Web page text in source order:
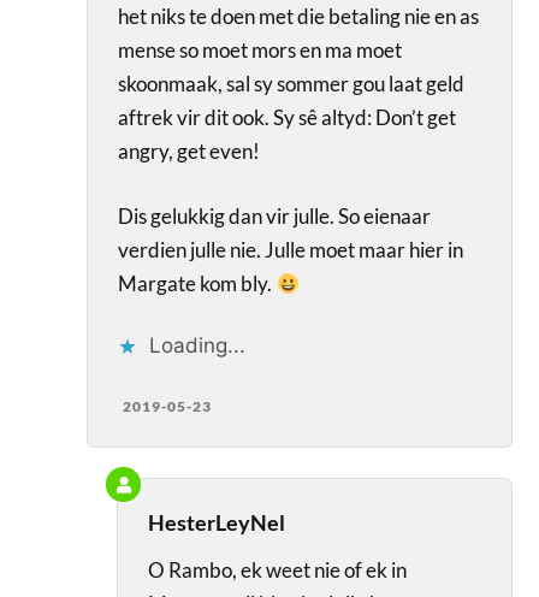
het niks te doen met die betaling nie en as
mense so moet mors en ma moet
skoonmaak, sal sy sommer gou laat geld
aftrek vir dit ook. Sy sê altyd: Don’t get
angry, get even!
Dis gelukkig dan vir julle. So eienaar
verdien julle nie. Julle moet maar hier in
Margate kom bly.
Loading...
2019-05-23
HesterLeyNel
O Rambo, ek weet nie of ek in